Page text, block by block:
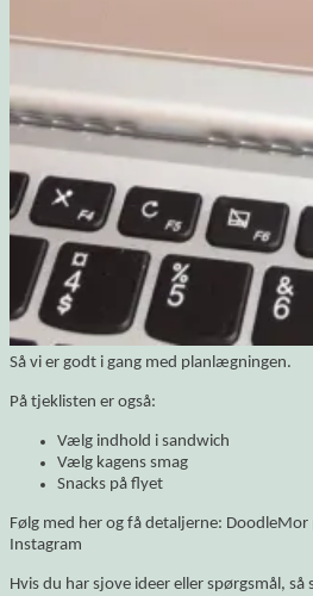
Så vi er godt i gang med planlægningen.
På tjeklisten er også:
Vælg indhold i sandwich
Vælg kagens smag
Snacks på flyet
Følg med her og få detaljerne: DoodleMor
Instagram
Hvis du har sjove ideer eller spørgsmål, så